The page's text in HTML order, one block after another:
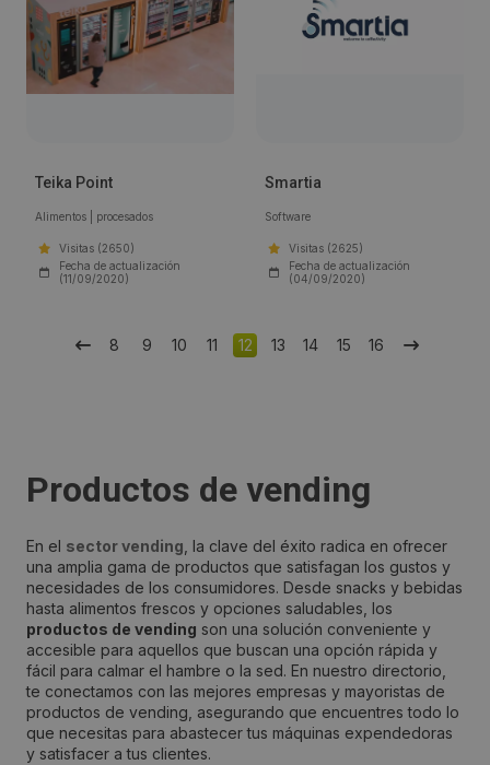
Teika Point
Alimentos procesados
Visitas (2650)
Fecha de actualización
(11/09/2020)
Smartia
Software
Visitas (2625)
Fecha de actualización
(04/09/2020)
8 9 10 11 12 13 14 15 16
Productos de vending
En el sector vending , la clave del éxito radica en ofrecer
una amplia gama de productos que satisfagan los gustos y
necesidades de los consumidores. Desde snacks y bebidas
hasta alimentos frescos y opciones saludables, los
productos de vending son una solución conveniente y
accesible para aquellos que buscan una opción rápida y
fácil para calmar el hambre o la sed. En nuestro directorio,
te conectamos con las mejores empresas y mayoristas de
productos de vending, asegurando que encuentres todo lo
que necesitas para abastecer tus máquinas expendedoras
y satisfacer a tus clientes.